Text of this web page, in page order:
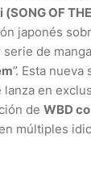
OF
japonés
de
”. Esta
en
de WBD
múltiples